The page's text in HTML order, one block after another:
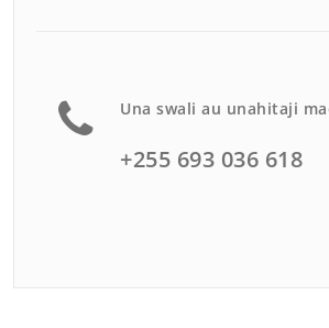
Una swali au unahitaji
+255 693 036 618